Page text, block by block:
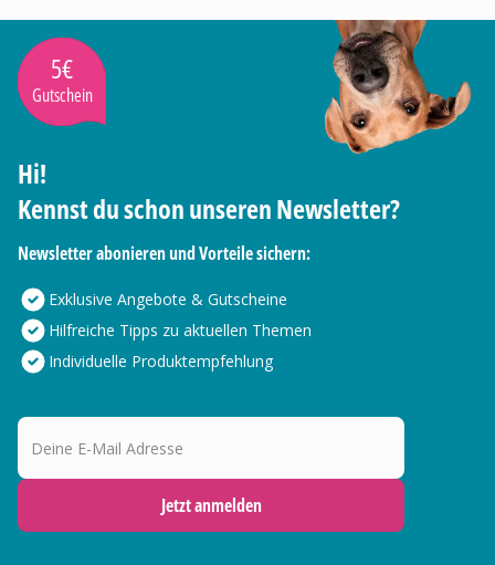
5€
Gutschein
Hi!
Kennst du schon unseren Newsletter?
Newsletter abonieren und Vorteile sichern:
Exklusive Angebote & Gutscheine
Hilfreiche Tipps zu aktuellen Themen
Individuelle Produktempfehlung
Deine E-Mail Adresse
Jetzt anmelden